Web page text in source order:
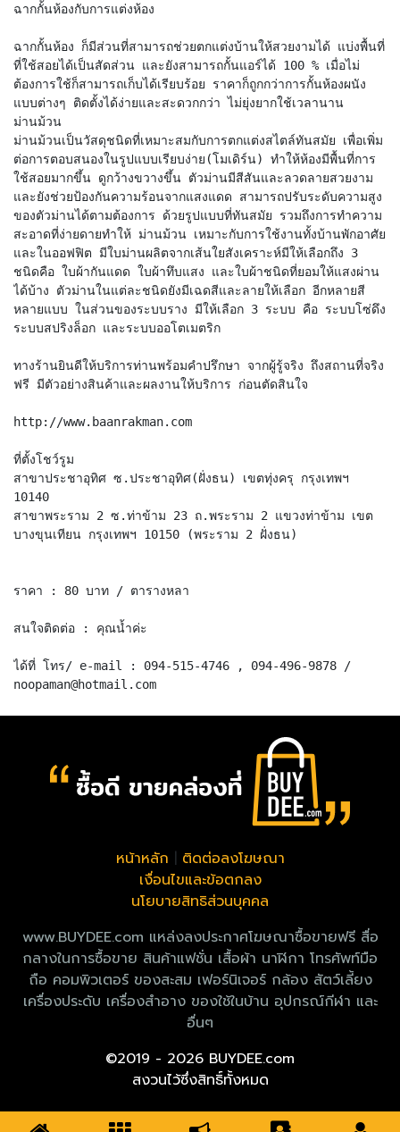
ฉากกั้นห้องกับการแต่งห้อง
ฉากกั้นห้อง ก็มีส่วนที่สามารถช่วยตกแต่งบ้านให้สวยงามได้ แบ่งพื้นที่
ที่ใช้สอยได้เป็นสัดส่วน และยังสามารถกั้นแอร์ได้ 100 % เมื่อไม่
ต้องการใช้ก็สามารถเก็บได้เรียบร้อย ราคาก็ถูกกว่าการกั้นห้องผนัง
แบบต่างๆ ติดตั้งได้ง่ายและสะดวกกว่า ไม่ยุ่งยากใช้เวลานาน
ม่านม้วน
ม่านม้วนเป็นวัสดุชนิดที่เหมาะสมกับการตกแต่งสไตล์ทันสมัย เพื่อเพิ่ม
ต่อการตอบสนองในรูปแบบเรียบง่าย(โมเดิร์น) ทำให้ห้องมีพื้นที่การ
ใช้สอยมากขึ้น ดูกว้างขวางขึ้น ตัวม่านมีสีสันและลวดลายสวยงาม
และยังช่วยป้องกันความร้อนจากแสงแดด สามารถปรับระดับความสูง
ของตัวม่านได้ตามต้องการ ด้วยรูปแบบที่ทันสมัย รวมถึงการทำความ
สะอาดที่ง่ายดายทำให้ ม่านม้วน เหมาะกับการใช้งานทั้งบ้านพักอาศัย
และในออฟฟิต มีใบม่านผลิตจากเส้นใยสังเคราะห์มีให้เลือกถึง 3
ชนิดคือ ใบผ้ากันแดด ใบผ้าทึบแสง และใบผ้าชนิดที่ยอมให้แสงผ่าน
ได้บ้าง ตัวม่านในแต่ละชนิดยังมีเฉดสีและลายให้เลือก อีกหลายสี
หลายแบบ ในส่วนของระบบราง มีให้เลือก 3 ระบบ คือ ระบบโซ่ดึง
ระบบสปริงล็อก และระบบออโตเมตริก
ทางร้านยินดีให้บริการท่านพร้อมคำปรึกษา จากผู้รู้จริง ถึงสถานที่จริง
ฟรี มีตัวอย่างสินค้าและผลงานให้บริการ ก่อนตัดสินใจ
http://www.baanrakman.com
ที่ตั้งโชว์รูม
สาขาประชาอุทิศ ซ.ประชาอุทิศ(ฝั่งธน) เขตทุ่งครุ กรุงเทพฯ
10140
สาขาพระราม 2 ซ.ท่าข้าม 23 ถ.พระราม 2 แขวงท่าข้าม เขต
บางขุนเทียน กรุงเทพฯ 10150 (พระราม 2 ฝั่งธน)
ราคา : 80 บาท / ตารางหลา
สนใจติดต่อ : คุณน้ำค่ะ
ได้ที่ โทร/ e-mail : 094-515-4746 , 094-496-9878 /
หน้าหลัก
ติดต่อลงโฆษณา
เงื่อนไขและข้อตกลง
นโยบายสิทธิส่วนบุคคล
www.BUYDEE.com แหล่งลงประกาศโฆษณาซื้อขายฟรี สื่อ
กลางในการซื้อขาย สินค้าแฟชั่น เสื้อผ้า นาฬิกา โทรศัพท์มือ
ถือ คอมพิวเตอร์ ของสะสม เฟอร์นิเจอร์ กล้อง สัตว์เลี้ยง
เครื่องประดับ เครื่องสำอาง ของใช้ในบ้าน อุปกรณ์กีฬา และ
อื่นๆ
©2019 - 2026 BUYDEE.com
สงวนไว้ซึ่งสิทธิ์ทั้งหมด